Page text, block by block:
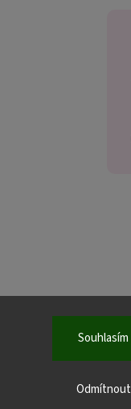
Odmítnout
Souhlasím